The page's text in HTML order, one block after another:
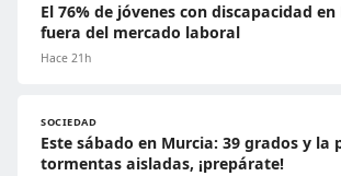
El 76% de jóvenes con discapacidad
fuera del mercado laboral
Hace 21h
SOCIEDAD
Este sábado en Murcia: 39 grados y la
tormentas aisladas, ¡prepárate!